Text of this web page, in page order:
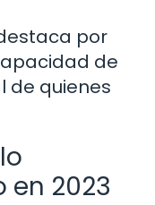
por
de
de quienes
en 2023